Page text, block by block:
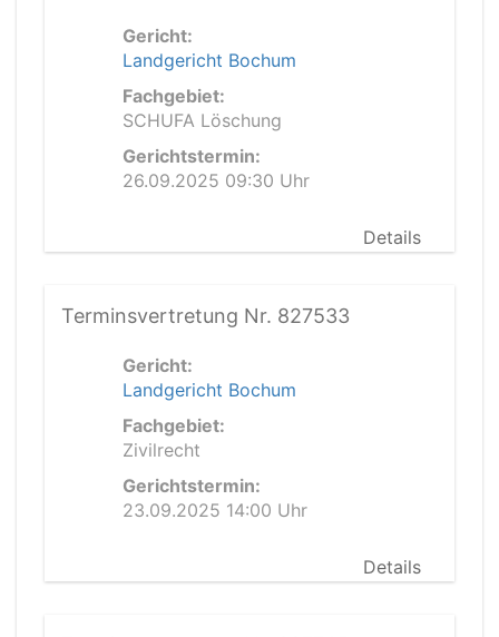
Gericht:
Landgericht Bochum
Fachgebiet:
SCHUFA Löschung
Gerichtstermin:
26.09.2025 09:30 Uhr
Details
Terminsvertretung Nr. 827533
Gericht:
Landgericht Bochum
Fachgebiet:
Zivilrecht
Gerichtstermin:
23.09.2025 14:00 Uhr
Details